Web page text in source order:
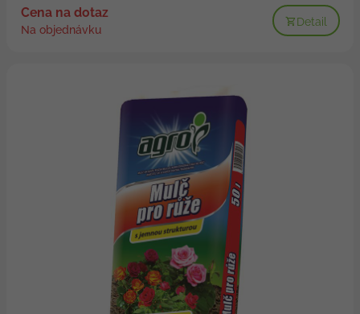
Cena na dotaz
Na objednávku
Detail